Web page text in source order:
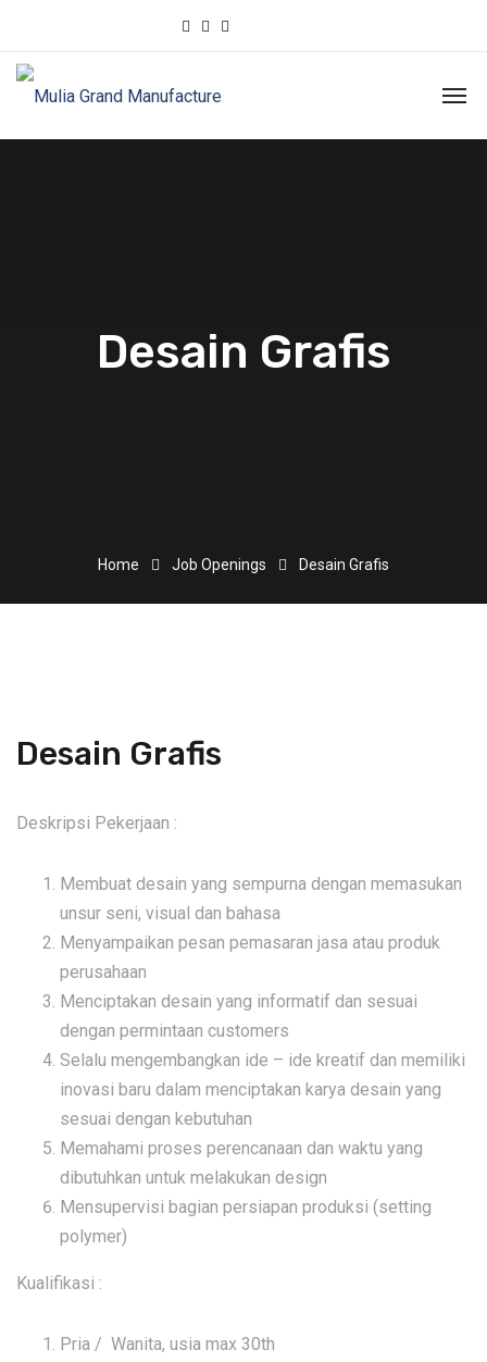
Desain Grafis
Home Job Openings Desain Grafis
Desain Grafis
Deskripsi Pekerjaan :
Membuat desain yang sempurna dengan memasukan
unsur seni, visual dan bahasa
Menyampaikan pesan pemasaran jasa atau produk
perusahaan
Menciptakan desain yang informatif dan sesuai
dengan permintaan customers
Selalu mengembangkan ide – ide kreatif dan memiliki
inovasi baru dalam menciptakan karya desain yang
sesuai dengan kebutuhan
Memahami proses perencanaan dan waktu yang
dibutuhkan untuk melakukan design
Mensupervisi bagian persiapan produksi (setting
polymer)
Kualifikasi :
Pria / Wanita, usia max 30th